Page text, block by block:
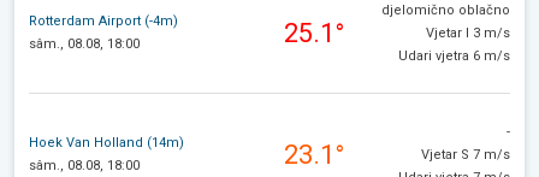
Rotterdam Airport (-4m)
sâm., 08.08, 18:00
25.1°
djelomično oblačno
Vjetar I 3 m/s
Udari vjetra 6 m/s
Hoek Van Holland (14m)
sâm., 08.08, 18:00
23.1°
-
Vjetar S 7 m/s